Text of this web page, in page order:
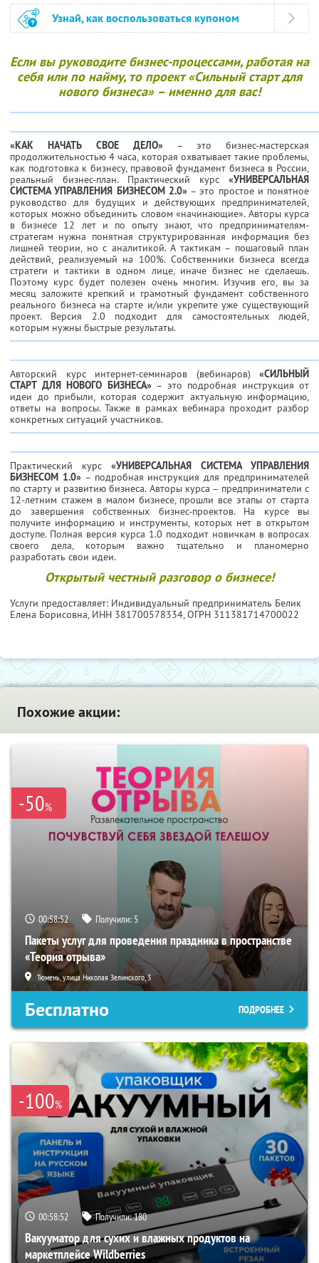
Узнай, как воспользоваться купоном
Если вы руководите бизнес-процессами, работая на
себя или по найму, то проект «Сильный старт для
нового бизнеса» – именно для вас!
«КАК НАЧАТЬ СВОЕ ДЕЛО» – это бизнес-мастерская
продолжительностью 4 часа, которая охватывает такие проблемы,
как подготовка к бизнесу, правовой фундамент бизнеса в России,
реальный бизнес-план. Практический курс «УНИВЕРСАЛЬНАЯ
СИСТЕМА УПРАВЛЕНИЯ БИЗНЕСОМ 2.0»– это простое и понятное
руководство для будущих и действующих предпринимателей,
которых можно объединить словом «начинающие». Авторы курса
в бизнесе 12 лет и по опыту знают, что предпринимателям-
стратегам нужна понятная структурированная информация без
лишней теории, но с аналитикой. А тактикам – пошаговый план
действий, реализуемый на 100%. Собственники бизнеса всегда
стратеги и тактики в одном лице, иначе бизнес не сделаешь.
Поэтому курс будет полезен очень многим. Изучив его, вы за
месяц заложите крепкий и грамотный фундамент собственного
реального бизнеса на старте и/или укрепите уже существующий
проект. Версия 2.0 подходит для самостоятельных людей,
которым нужны быстрые результаты.
Авторский курс интернет-семинаров (вебинаров) «СИЛЬНЫЙ
СТАРТ ДЛЯ НОВОГО БИЗНЕСА»– это подробная инструкция от
идеи до прибыли, которая содержит актуальную информацию,
ответы на вопросы. Также в рамках вебинара проходит разбор
конкретных ситуаций участников.
Практический курс «УНИВЕРСАЛЬНАЯ СИСТЕМА УПРАВЛЕНИЯ
БИЗНЕСОМ 1.0»– подробная инструкция для предпринимателей
по старту и развитию бизнеса. Авторы курса – предприниматели с
12-летним стажем в малом бизнесе, прошли все этапы от старта
до завершения собственных бизнес-проектов. На курсе вы
получите информацию и инструменты, которых нет в открытом
доступе. Полная версия курса 1.0 подходит новичкам в вопросах
своего дела, которым важно тщательно и планомерно
разработать свои идеи.
Открытый честный разговор о бизнесе!
Услуги предоставляет: Индивидуальный предприниматель Белик
Елена Борисовна, ИНН 381700578334, ОГРН 311381714700022
Похожие акции:
-50%
00:58:50 Получили: 5
Пакеты услуг для проведения праздника в пространстве
«Теория отрыва»
Тюмень, улица Николая Зелинского, 3
Бесплатно ПОДРОБНЕЕ
-100%
00:58:50 Получили:180
Вакууматор для сухих и влажных продуктов на
маркетплейсе Wildberries